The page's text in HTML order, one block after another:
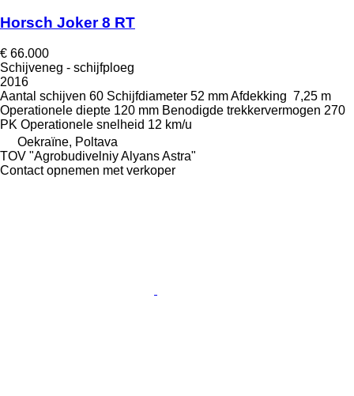
Horsch Joker 8 RT
€ 66.000
Schijveneg - schijfploeg
2016
Aantal schijven 60 Schijfdiameter 52 mmAfdekking 7,25 m
Operationele diepte 120 mm Benodigde trekkervermogen 270
PK Operationele snelheid 12 km/u
Oekraïne, Poltava
TOV "Agrobudivelniy Alyans Astra"
Contact opnemen met verkoper